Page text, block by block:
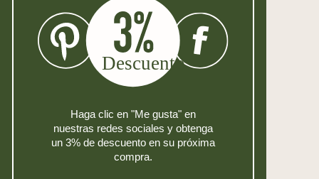
Haga clic en "Me gusta" en
nuestras redes sociales y obtenga
un 3% de descuento en su próxima
compra.